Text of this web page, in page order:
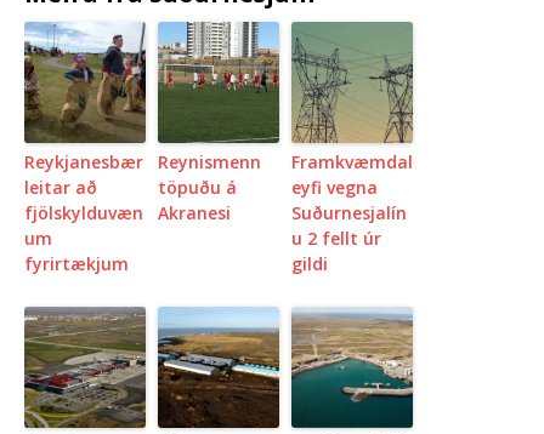
Reykjanesbær
leitar að
fjölskylduvæn
um
fyrirtækjum
Reynismenn
töpuðu á
Akranesi
Framkvæmdal
eyfi vegna
Suðurnesjalín
u 2 fellt úr
gildi